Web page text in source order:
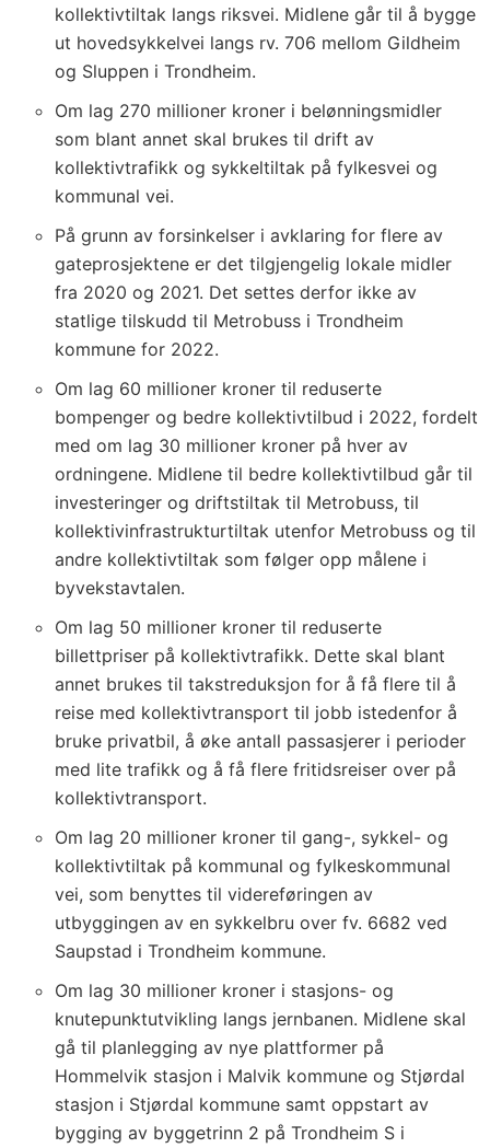
kollektivtiltak langs riksvei. Midlene går til å bygge
ut hovedsykkelvei langs rv. 706 mellom Gildheim
og Sluppen i Trondheim.
Om lag 270 millioner kroner i belønningsmidler
som blant annet skal brukes til drift av
kollektivtrafikk og sykkeltiltak på fylkesvei og
kommunal vei.
På grunn av forsinkelser i avklaring for flere av
gateprosjektene er det tilgjengelig lokale midler
fra 2020 og 2021. Det settes derfor ikke av
statlige tilskudd til Metrobuss i Trondheim
kommune for 2022.
Om lag 60 millioner kroner til reduserte
bompenger og bedre kollektivtilbud i 2022, fordelt
med om lag 30 millioner kroner på hver av
ordningene. Midlene til bedre kollektivtilbud går til
investeringer og driftstiltak til Metrobuss, til
kollektivinfrastrukturtiltak utenfor Metrobuss og til
andre kollektivtiltak som følger opp målene i
byvekstavtalen.
Om lag 50 millioner kroner til reduserte
billettpriser på kollektivtrafikk. Dette skal blant
annet brukes til takstreduksjon for å få flere til å
reise med kollektivtransport til jobb istedenfor å
bruke privatbil, å øke antall passasjerer i perioder
med lite trafikk og å få flere fritidsreiser over på
kollektivtransport.
Om lag 20 millioner kroner til gang-, sykkel- og
kollektivtiltak på kommunal og fylkeskommunal
vei, som benyttes til videreføringen av
utbyggingen av en sykkelbru over fv. 6682 ved
Saupstad i Trondheim kommune.
Om lag 30 millioner kroner i stasjons- og
knutepunktutvikling langs jernbanen. Midlene skal
gå til planlegging av nye plattformer på
Hommelvik stasjon i Malvik kommune og Stjørdal
stasjon i Stjørdal kommune samt oppstart av
bygging av byggetrinn 2 på Trondheim S i